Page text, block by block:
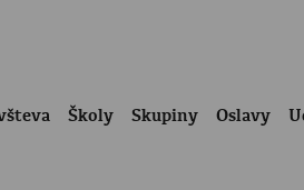
Školy Skupiny Oslavy